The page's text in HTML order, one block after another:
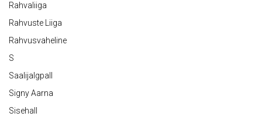
Rahvaliiga
Rahvuste Liiga
Rahvusvaheline
S
Saalijalgpall
Signy Aarna
Sisehall